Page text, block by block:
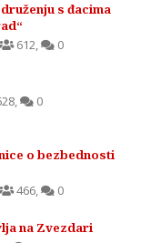
s đacima
612, 0
, 0
o bezbednosti
466, 0
na Zvezdari